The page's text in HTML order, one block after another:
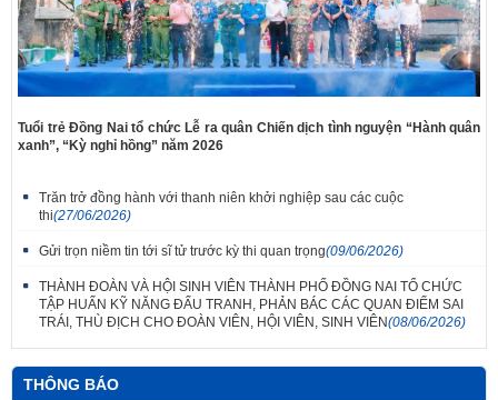
Tuổi trẻ Đồng Nai tổ chức Lễ ra quân Chiến dịch tình nguyện “Hành quân
xanh”, “Kỳ nghỉ hồng” năm 2026
Trăn trở đồng hành với thanh niên khởi nghiệp sau các cuộc
thi(27/06/2026)
Gửi trọn niềm tin tới sĩ tử trước kỳ thi quan trọng(09/06/2026)
THÀNH ĐOÀN VÀ HỘI SINH VIÊN THÀNH PHỐ ĐỒNG NAI TỔ CHỨC
TẬP HUẤN KỸ NĂNG ĐẤU TRANH, PHẢN BÁC CÁC QUAN ĐIỂM SAI
TRÁI, THÙ ĐỊCH CHO ĐOÀN VIÊN, HỘI VIÊN, SINH VIÊN(08/06/2026)
THÔNG BÁO